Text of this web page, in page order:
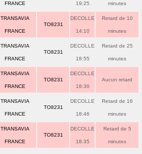
FRANCE 19:25 minutes
TRANSAVIA
FRANCE
TO8231
DECOLLE
14:10
Retard de 10
minutes
TRANSAVIA
FRANCE
TO8231
DECOLLE
18:55
Retard de 25
minutes
TRANSAVIA
FRANCE
TO8231
DECOLLE
18:30
Aucun retard
TRANSAVIA
FRANCE
TO8231
DECOLLE
18:46
Retard de 16
minutes
TRANSAVIA
FRANCE
TO8231
DECOLLE
18:35
Retard de 5
minutes